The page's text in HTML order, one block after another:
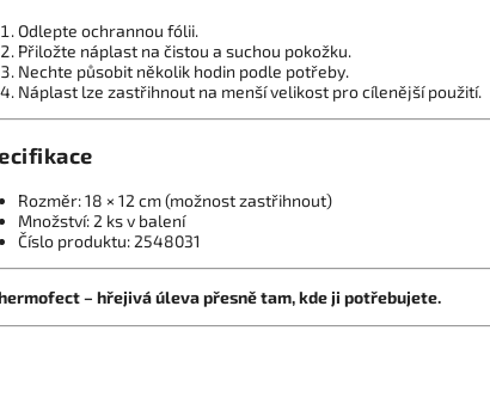
Odlepte ochrannou fólii.
Přiložte náplast na čistou a suchou pokožku.
Nechte působit několik hodin podle potřeby.
Náplast lze zastřihnout na menší velikost pro cílenější použití.
Rozměr: 18 × 12 cm (možnost zastřihnout)
Množství: 2 ks v balení
Číslo produktu: 2548031
– hřejivá úleva přesně tam, kde ji potřebujete.